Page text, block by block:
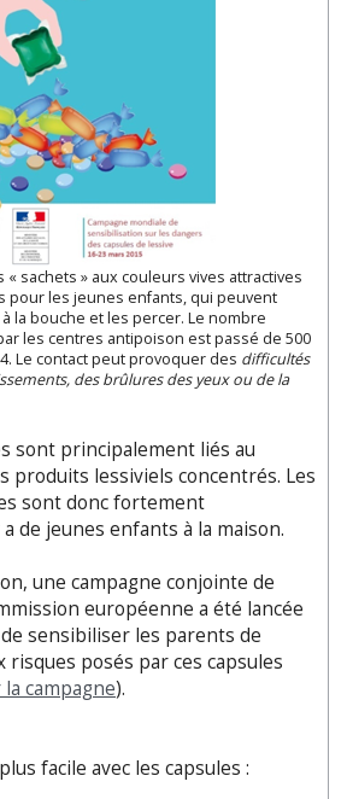
« sachets » aux couleurs vives attractives
pour les jeunes enfants, qui peuvent
la bouche et les percer. Le nombre
les centres antipoison est passé de 500
Le contact peut provoquer des difficultés
des brûlures des yeux ou de la
sont principalement liés au
produits lessiviels concentrés. Les
sont donc fortement
a de jeunes enfants à la maison.
une campagne conjointe de
européenne a été lancée
sensibiliser les parents de
risques posés par ces capsules
campagne).
facile avec les capsules :